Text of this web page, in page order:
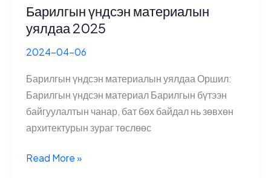
Барилгын үндсэн материалын
уялдаа 2025
2024-04-06
Барилгын үндсэн материалын уялдаа Оршил:
Барилгын үндсэн материал Барилгын бүтээн
байгуулалтын чанар, бат бөх байдал нь зөвхөн
архитектурын зураг төслөөс
Барилгын
Read More »